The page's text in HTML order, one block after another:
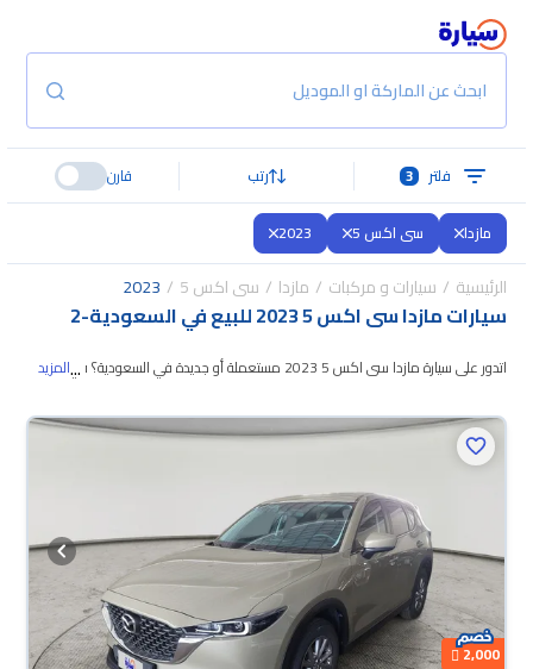
ابحث عن الماركة او الموديل
فلتر 3 رتب قارن
مازدا سى اكس 5 2023
الرئيسية سيارات و مركبات مازدا سى اكس 5 2023
سيارات مازدا سى اكس 5 2023 للبيع في السعودية -
2
اتدور على سيارة مازدا سى اكس 5 2023 مستعملة أو جديدة في السعودية؟ في
سيارات مازدا سى اكس 5 2023 المستعملة مضمونة ومفحوصة بأكثر من 200
كاش أو تقسيط، وتحجزها أونلاين، وبتوصلك لين باب بيتك.
...المزيد
2,000